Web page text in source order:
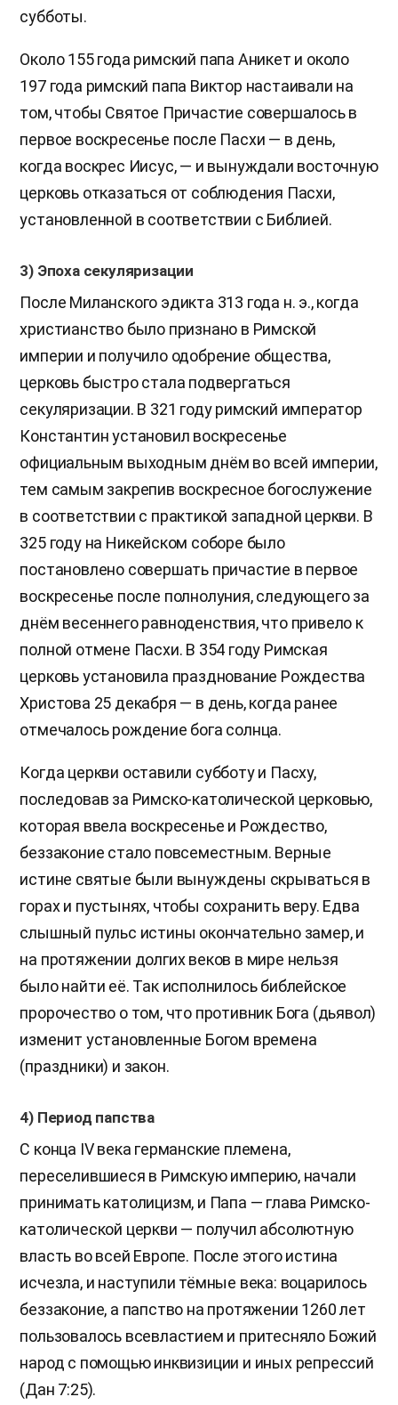
субботы.
Около 155 года римский папа Аникет и около
197 года римский папа Виктор настаивали на
том, чтобы Святое Причастие совершалось в
первое воскресенье после Пасхи — в день,
когда воскрес Иисус, — и вынуждали восточную
церковь отказаться от соблюдения Пасхи,
установленной в соответствии с Библией.
3) Эпоха секуляризации
После Миланского эдикта 313 года н. э., когда
христианство было признано в Римской
империи и получило одобрение общества,
церковь быстро стала подвергаться
секуляризации. В 321 году римский император
Константин установил воскресенье
официальным выходным днём во всей империи,
тем самым закрепив воскресное богослужение
в соответствии с практикой западной церкви. В
325 году на Никейском соборе было
постановлено совершать причастие в первое
воскресенье после полнолуния, следующего за
днём весеннего равноденствия, что привело к
полной отмене Пасхи. В 354 году Римская
церковь установила празднование Рождества
Христова 25 декабря — в день, когда ранее
отмечалось рождение бога солнца.
Когда церкви оставили субботу и Пасху,
последовав за Римско-католической церковью,
которая ввела воскресенье и Рождество,
беззаконие стало повсеместным. Верные
истине святые были вынуждены скрываться в
горах и пустынях, чтобы сохранить веру. Едва
слышный пульс истины окончательно замер, и
на протяжении долгих веков в мире нельзя
было найти её. Так исполнилось библейское
пророчество о том, что противник Бога (дьявол)
изменит установленные Богом времена
(праздники) и закон.
4) Период папства
С конца IV века германские племена,
переселившиеся в Римскую империю, начали
принимать католицизм, и Папа — глава Римско-
католической церкви — получил абсолютную
власть во всей Европе. После этого истина
исчезла, и наступили тёмные века: воцарилось
беззаконие, а папство на протяжении 1260 лет
пользовалось всевластием и притесняло Божий
народ с помощью инквизиции и иных репрессий
(Дан 7:25).